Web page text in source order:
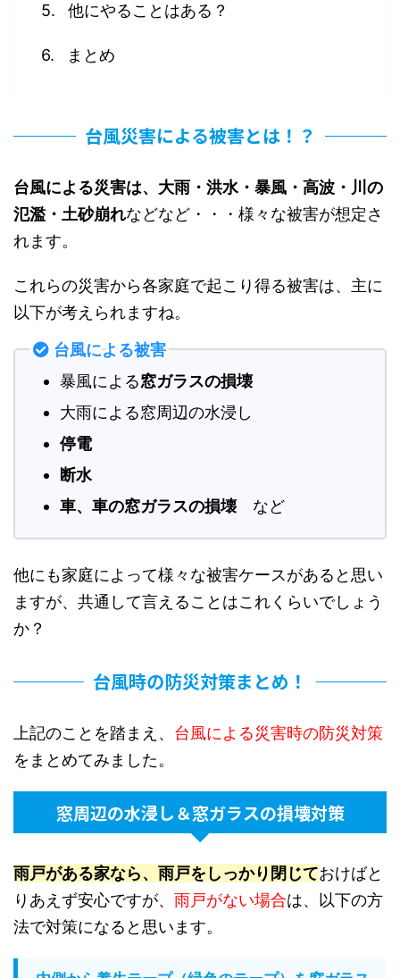
他にやることはある？
まとめ
台風災害による被害とは！？
台風による災害は、大雨・洪水・暴風・高波・川の
氾濫・土砂崩れなどなど・・・様々な被害が想定さ
れます。
これらの災害から各家庭で起こり得る被害は、主に
以下が考えられますね。
台風による被害
暴風による窓ガラスの損壊
大雨による窓周辺の水浸し
停電
断水
車、車の窓ガラスの損壊など
他にも家庭によって様々な被害ケースがあると思い
ますが、共通して言えることはこれくらいでしょう
か？
台風時の防災対策まとめ！
上記のことを踏まえ、 台風による災害時の防災対策
をまとめてみました。
窓周辺の水浸し＆窓ガラスの損壊対策
雨戸がある家なら、雨戸をしっかり閉じておけばと
りあえず安心ですが、 雨戸がない場合は、以下の方
法で対策になると思います。